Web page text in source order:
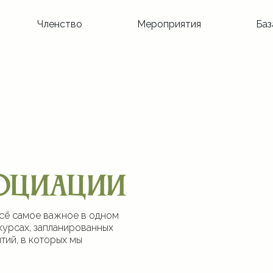
Членство Мероприятия
самое важное в одном
запланированных
в которых мы